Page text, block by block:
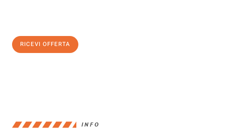
RICEVI OFFERTA
INFO